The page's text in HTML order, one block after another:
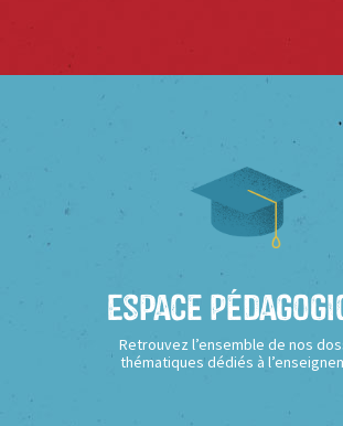
Espace
Retrouvez l’ensemble de nos
thématiques dédiés à